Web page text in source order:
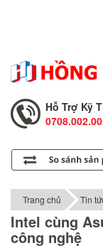
Tư Vấn Bán
Hỗ Trợ Kỹ
Trang chủ Tin
Intel cùng
công nghệ